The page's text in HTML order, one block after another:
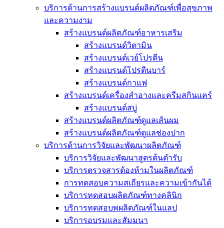
บริการด้านการสร้างแบรนด์ผลิตภัณฑ์เพื่อสุขภาพ
และความงาม
สร้างแบรนด์ผลิตภัณฑ์อาหารเสริม
สร้างแบรนด์วิตามิน
สร้างแบรนด์เวย์โปรตีน
สร้างแบรนด์โปรตีนบาร์
สร้างแบรนด์กาแฟ
สร้างแบรนด์เครื่องสำอางและครีมสกินแคร์
สร้างแบรนด์สบู่
สร้างแบรนด์ผลิตภัณฑ์ดูแลเส้นผม
สร้างแบรนด์ผลิตภัณฑ์ดูแลช่องปาก
บริการด้านการวิจัยและพัฒนาผลิตภัณฑ์
บริการวิจัยและพัฒนาสูตรต้นตำรับ
บริการตรวจสารต้องห้ามในผลิตภัณฑ์
การทดสอบความสเถียรและความเข้ากันได้
บริการทดสอบผลิตภัณฑ์ทางคลินิก
บริการทดสอบพผลิตภัณฑ์ในแลป
บริการอบรมและสัมมนา